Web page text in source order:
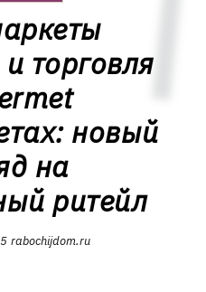
торговля
новый
на
ритейл
rabochijdom.ru